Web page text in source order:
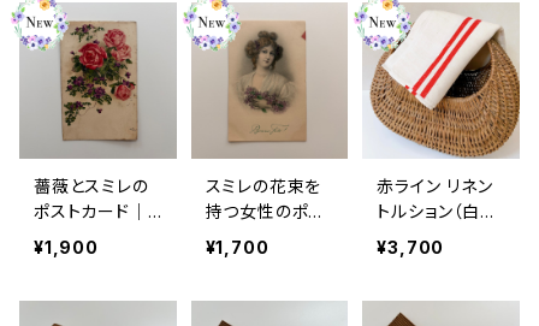
薔薇とスミレの
ポストカード｜
フランスアンティ
ーク
¥1,900
スミレの花束を
持つ女性のポス
トカード（Bonn
e Fête）｜フラ
¥1,700
赤ライン リネン
トルション（白地
に映える赤いラ
イン／france a
ンスアンティー
¥3,700